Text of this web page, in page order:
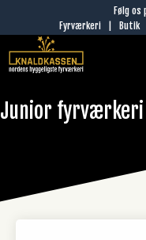
til
indhold
Følg os
Fyrværkeri
Butik
Junior